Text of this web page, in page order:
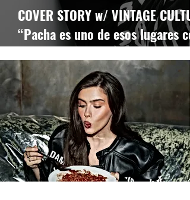
COVER STORY w/ VINTAGE
“Pacha es uno de esos lugares
los que sueñas mucho antes
de subirte a un avión rumbo a
Ibiza”